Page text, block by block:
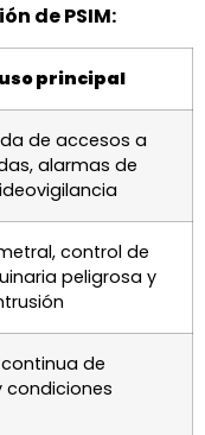
de PSIM:
uso principal
de accesos a
alarmas de
control de
peligrosa y
de